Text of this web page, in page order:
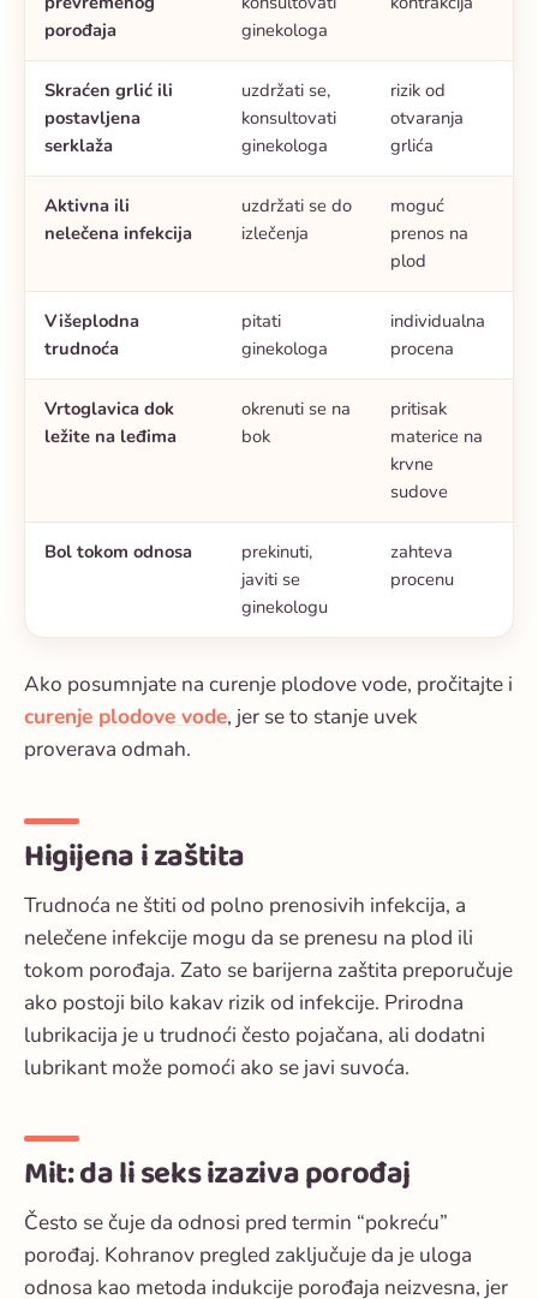
porođaja
ginekologa
Skraćen grlić ili
postavljena
serklaža
uzdržati se,
konsultovati
ginekologa
rizik od
otvaranja
grlića
Aktivna ili
nelečena infekcija
uzdržati se do
izlečenja
moguć
prenos na
plod
Višeplodna
trudnoća
pitati
ginekologa
individualna
procena
Vrtoglavica dok
ležite na leđima
okrenuti se na
bok
pritisak
materice na
krvne
sudove
Bol tokom odnosa
prekinuti,
javiti se
ginekologu
zahteva
procenu
Ako posumnjate na curenje plodove vode, pročitajte i
curenje plodove vode, jer se to stanje uvek
proverava odmah.
Higijena i zaštita
Trudnoća ne štiti od polno prenosivih infekcija, a
nelečene infekcije mogu da se prenesu na plod ili
tokom porođaja. Zato se barijerna zaštita preporučuje
ako postoji bilo kakav rizik od infekcije. Prirodna
lubrikacija je u trudnoći često pojačana, ali dodatni
lubrikant može pomoći ako se javi suvoća.
Mit: da li seks izaziva porođaj
Često se čuje da odnosi pred termin “pokreću”
porođaj. Kohranov pregled zaključuje da je uloga
odnosa kao metoda indukcije porođaja neizvesna, jer